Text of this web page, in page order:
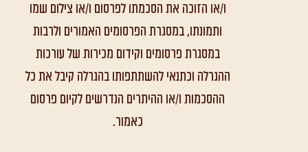
ו/או הזוכה את הסכמתו לפרסום ו/או צילום שמו
ותמונתו, במסגרת הפרסומים האמורים ולרבות
במסגרת פרסומים וקידום מכירות של עורכות
ההגרלה וכתנאי להשתתפותו בהגרלה קיבל את כל
ההסכמות ו/או ההיתרים הנדרשים לקיום פרסום
כאמור.